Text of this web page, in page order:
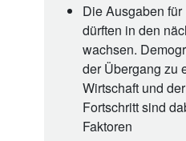
Die Ausgaben für
dürften in den
wachsen.
der Übergang zu
Wirtschaft und
Fortschritt sind
Faktoren